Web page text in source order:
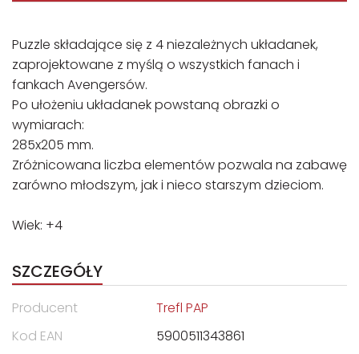
Puzzle składające się z 4 niezależnych układanek,
zaprojektowane z myślą o wszystkich fanach i
fankach Avengersów.
Po ułożeniu układanek powstaną obrazki o
wymiarach:
285x205 mm.
Zróżnicowana liczba elementów pozwala na zabawę
zarówno młodszym, jak i nieco starszym dzieciom.
Wiek: +4
SZCZEGÓŁY
Producent
Trefl PAP
Kod EAN
5900511343861